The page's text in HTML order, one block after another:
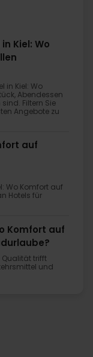
Kiel: Wo
in Kiel: Wo
Abendessen
Filtern Sie
Angebote zu
auf
Wo Komfort auf
Hotels für
Komfort auf
Qualität trifft
und